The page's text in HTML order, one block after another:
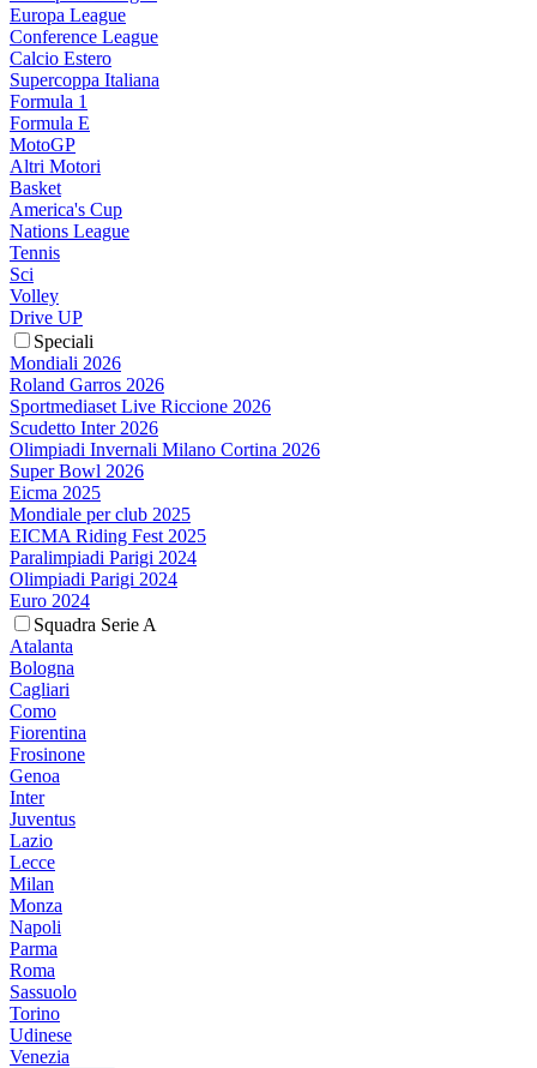
Europa League
Conference League
Calcio Estero
Supercoppa Italiana
Formula 1
Formula E
MotoGP
Altri Motori
Basket
America's Cup
Nations League
Tennis
Sci
Volley
Drive UP
Speciali
Mondiali 2026
Roland Garros 2026
Sportmediaset Live Riccione 2026
Scudetto Inter 2026
Olimpiadi Invernali Milano Cortina 2026
Super Bowl 2026
Eicma 2025
Mondiale per club 2025
EICMA Riding Fest 2025
Paralimpiadi Parigi 2024
Olimpiadi Parigi 2024
Euro 2024
Squadra Serie A
Atalanta
Bologna
Cagliari
Como
Fiorentina
Frosinone
Genoa
Inter
Juventus
Lazio
Lecce
Milan
Monza
Napoli
Parma
Roma
Sassuolo
Torino
Udinese
Venezia